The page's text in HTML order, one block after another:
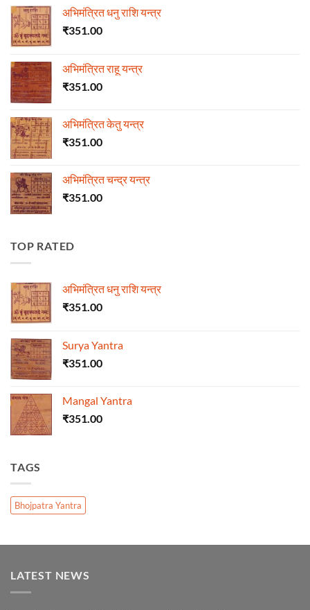
अभिमंत्रित धनु राशि यन्त्र
₹351.00
अभिमंत्रित राहू यन्त्र
₹351.00
अभिमंत्रित केतु यन्त्र
₹351.00
अभिमंत्रित चन्द्र यन्त्र
₹351.00
TOP RATED
अभिमंत्रित धनु राशि यन्त्र
₹351.00
Surya Yantra
₹351.00
Mangal Yantra
₹351.00
TAGS
Bhojpatra Yantra
LATEST NEWS